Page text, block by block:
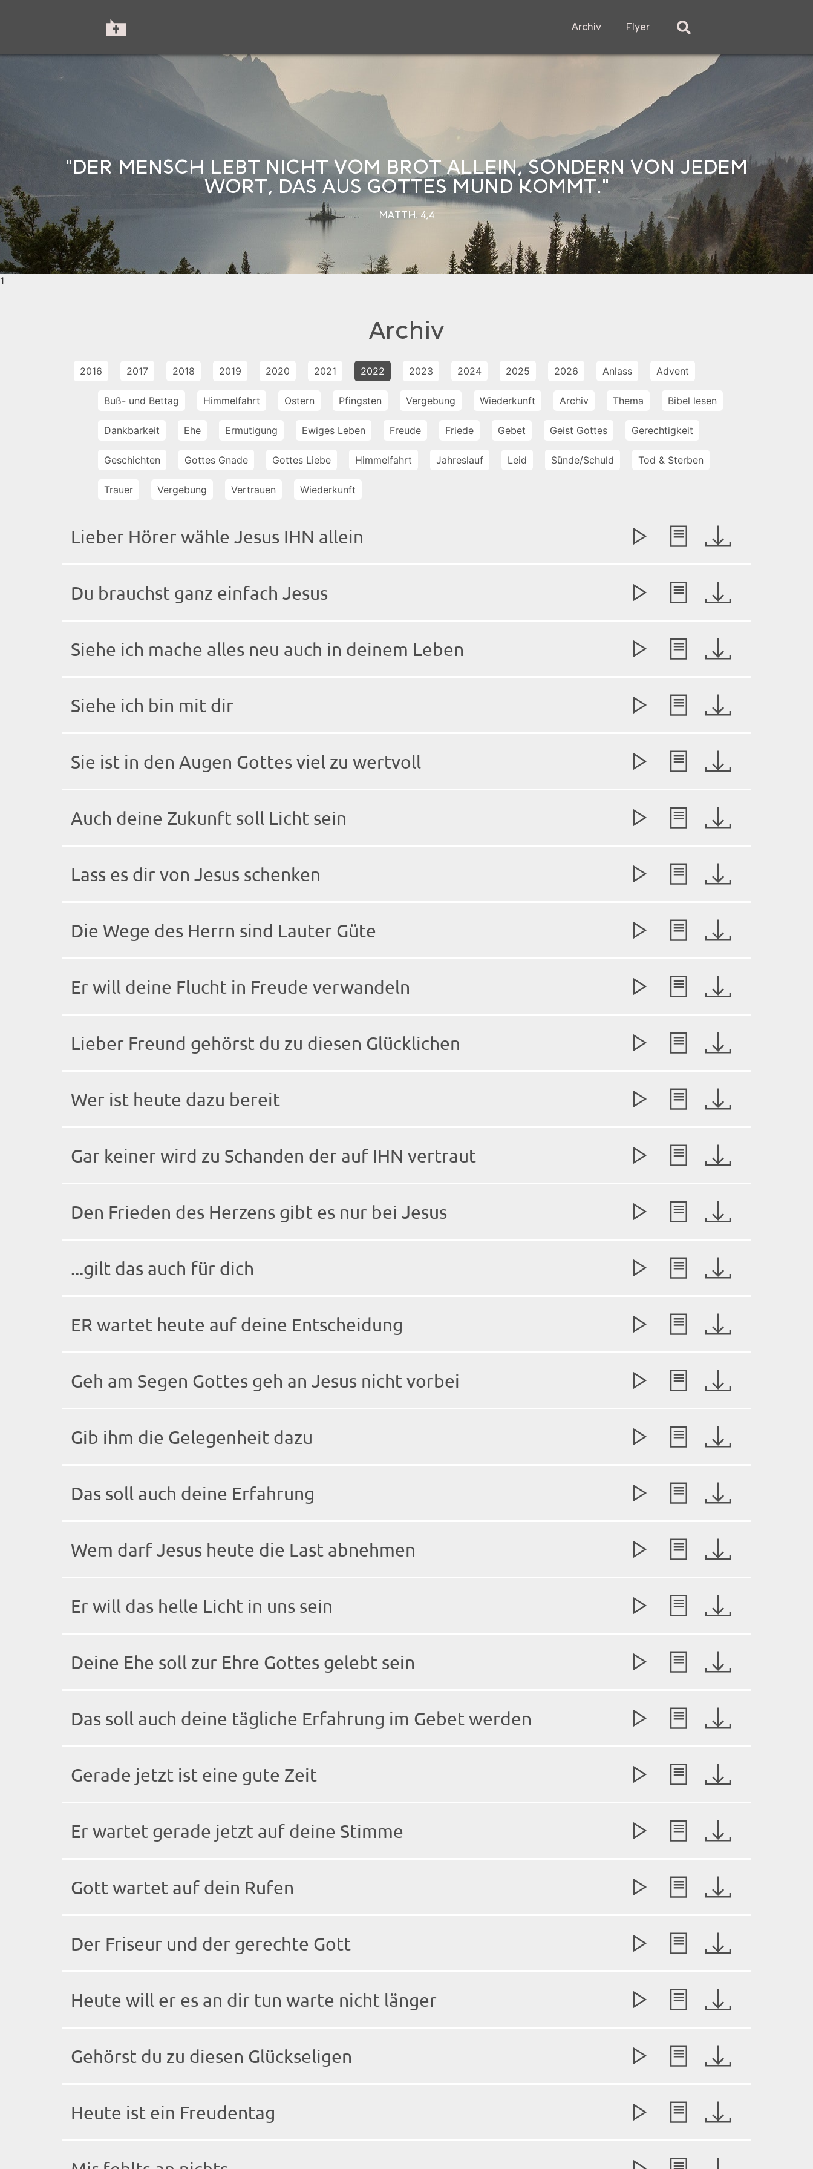
Archiv Flyer
"DER MENSCH LEBT NICHT VOM BROT ALLEIN, SONDERN VON JEDEM
WORT, DAS AUS GOTTES MUND KOMMT."
MATTH. 4,4
1
Archiv
2016 2017 2018 2019 2020 2021 2022 2023 2024 2025 2026 Anlass Advent
Buß- und Bettag Himmelfahrt Ostern Pfingsten Vergebung Wiederkunft Archiv Thema Bibel lesen
Dankbarkeit Ehe Ermutigung Ewiges Leben Freude Friede Gebet Geist Gottes Gerechtigkeit
Geschichten Gottes Gnade Gottes Liebe Himmelfahrt Jahreslauf Leid Sünde/Schuld Tod & Sterben
Trauer Vergebung Vertrauen Wiederkunft
Lieber Hörer wähle Jesus IHN allein
Du brauchst ganz einfach Jesus
Siehe ich mache alles neu auch in deinem Leben
Siehe ich bin mit dir
Sie ist in den Augen Gottes viel zu wertvoll
Auch deine Zukunft soll Licht sein
Lass es dir von Jesus schenken
Die Wege des Herrn sind Lauter Güte
Er will deine Flucht in Freude verwandeln
Lieber Freund gehörst du zu diesen Glücklichen
Wer ist heute dazu bereit
Gar keiner wird zu Schanden der auf IHN vertraut
Den Frieden des Herzens gibt es nur bei Jesus
...gilt das auch für dich
ER wartet heute auf deine Entscheidung
Geh am Segen Gottes geh an Jesus nicht vorbei
Gib ihm die Gelegenheit dazu
Das soll auch deine Erfahrung
Wem darf Jesus heute die Last abnehmen
Er will das helle Licht in uns sein
Deine Ehe soll zur Ehre Gottes gelebt sein
Das soll auch deine tägliche Erfahrung im Gebet werden
Gerade jetzt ist eine gute Zeit
Er wartet gerade jetzt auf deine Stimme
Gott wartet auf dein Rufen
Der Friseur und der gerechte Gott
Heute will er es an dir tun warte nicht länger
Gehörst du zu diesen Glückseligen
Heute ist ein Freudentag